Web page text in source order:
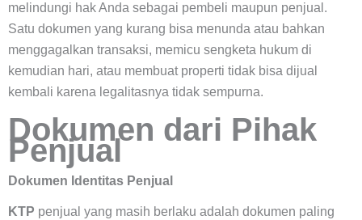
melindungi hak Anda sebagai pembeli maupun penjual.
Satu dokumen yang kurang bisa menunda atau bahkan
menggagalkan transaksi, memicu sengketa hukum di
kemudian hari, atau membuat properti tidak bisa dijual
kembali karena legalitasnya tidak sempurna.
Dokumen dari Pihak
Penjual
Dokumen Identitas Penjual
KTP penjual yang masih berlaku adalah dokumen paling